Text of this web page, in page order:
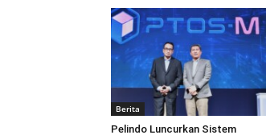
Berita
Pelindo Luncurkan Sistem